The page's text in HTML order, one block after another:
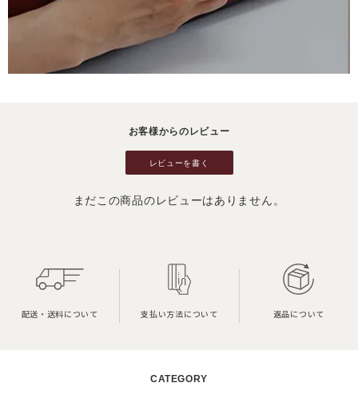
お客様からのレビュー
レビューを書く
まだこの商品のレビューはありません。
配送・送料について 支払い方法について 返品について
CATEGORY